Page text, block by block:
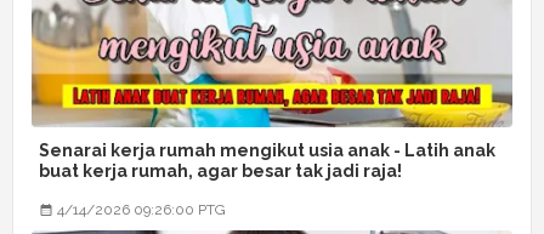
Senarai kerja rumah mengikut usia anak - Latih anak
buat kerja rumah, agar besar tak jadi raja!
4/14/2026 09:26:00 PTG